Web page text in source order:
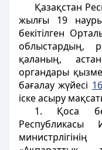
Қазақстан
жылғы 19
бекітілген
облыстардың,
қаланың,
органдары
бағалау жүйесі
іске асыру
1. Қоса
Республикасы